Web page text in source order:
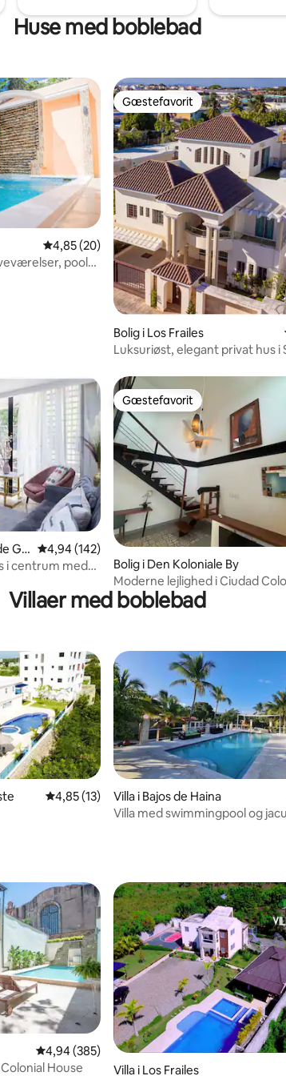
Huse med boblebad
36 omtaler
4,85 ud af 5 i gennemsnitlig bedømmelse,
4,85 (20)
pool
Gæstefavorit
Gæstefavorit
Bolig i Los Frailes
Luksuriøst, elegant privat hus i
59 omtaler
Gu 4,94 ud af 5 i gennemsnitlig bedømmelse,
4,94 (142)
i centrum med
Gæstefavorit
Gæstefavorit
Bolig i Den Koloniale By
Moderne lejlighed i Ciudad
Villaer med boblebad
94 omtaler
4,85 ud af 5 i gennemsnitlig bedømmelse,
4,85 (13)
Villa i Bajos de Haina
Villa med swimmingpool og
104 omtaler
4,94 ud af 5 i gennemsnitlig bedømmelse,
4,94 (385)
House
Villa i Los Frailes